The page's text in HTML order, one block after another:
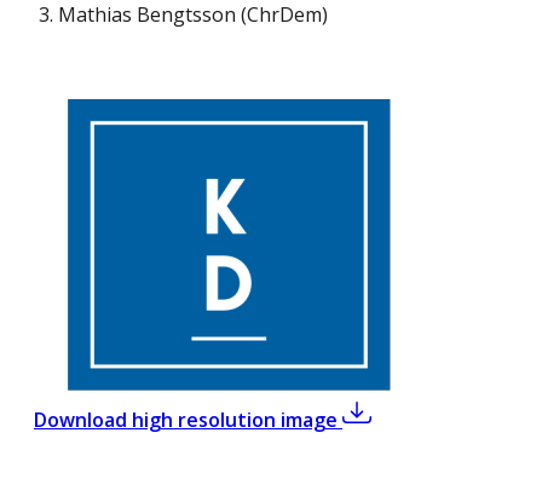
Mathias Bengtsson (ChrDem)
Download high resolution image ,Mathias Bengtsson